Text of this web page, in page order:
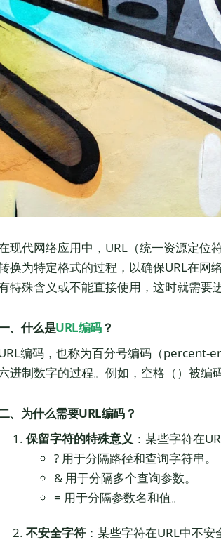
现代网络应用中，URL（统一资源定位
换为特定格式的过程，以确保URL在网
特殊含义或不能直接使用，这时就需要
、什么是URL编码？
编码，也称为百分号编码（percent-
进制数字的过程。例如，空格（）被编
、为什么需要URL编码？
保留字符的特殊意义 ：某些字符在
? 用于分隔路径和查询字符串。
& 用于分隔多个查询参数。
= 用于分隔参数名和值。
不安全字符 ：某些字符在URL中不